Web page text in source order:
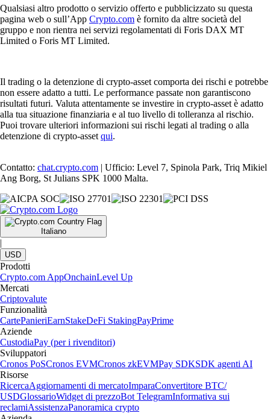
Qualsiasi altro prodotto o servizio offerto e pubblicizzato su questa
pagina web o sull’App Crypto.com è fornito da altre società del
gruppo e non rientra nei servizi regolamentati di Foris DAX MT
Limited o Foris MT Limited.
Il trading o la detenzione di crypto-asset comporta dei rischi e potrebbe
non essere adatto a tutti. Le performance passate non garantiscono
risultati futuri. Valuta attentamente se investire in crypto-asset è adatto
alla tua situazione finanziaria e al tuo livello di tolleranza al rischio.
Puoi trovare ulteriori informazioni sui rischi legati al trading o alla
detenzione di crypto-asset qui.
Contatto: chat.crypto.com | Ufficio: Level 7, Spinola Park, Triq Mikiel
Ang Borg, St Julians SPK 1000 Malta.
Italiano
|
USD
Prodotti
Crypto.com AppOnchainLevel Up
Mercati
Criptovalute
Funzionalità
CartePanieriEarnStakeDeFi StakingPayPrime
Aziende
CustodiaPay (per i rivenditori)
Sviluppatori
Cronos PoSCronos EVMCronos zkEVMPay SDKSDK agenti AI
Risorse
RicercaAggiornamenti di mercatoImparaConvertitore BTC/
USDGlossarioWidget di prezzoBot TelegramInformativa sui
reclamiAssistenzaPanoramica crypto